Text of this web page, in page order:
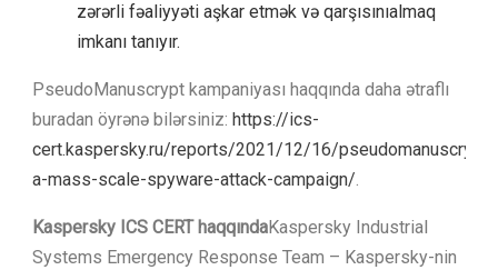
zərərli fəaliyyəti aşkar etmək və qarşısınıalmaq
imkanı tanıyır.
PseudoManuscrypt kampaniyası haqqında daha ətraflı
buradan öyrənə bilərsiniz: https://ics-
cert.kaspersky.ru/reports/2021/12/16/pseudomanuscrypt-
a-mass-scale-spyware-attack-campaign/.
Kaspersky ICS CERT haqqındaKaspersky Industrial
Systems Emergency Response Team – Kaspersky-nin